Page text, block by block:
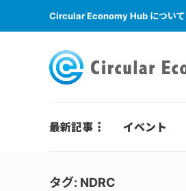
Circular Economy Hub について
最新記事 イベント
タグ: NDRC